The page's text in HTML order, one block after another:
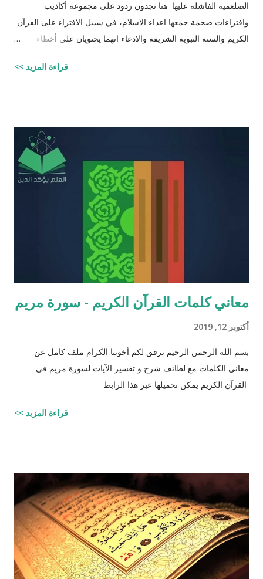
الصلعمية الفاشلة عليها هنا تجدون ردود على مجموعة أكاذيب
وافتراءات ضخمة جمعها اعداء الاسلام، في سبيل الافتراء على القرآن
الكريم والسنة النبوية الشريفة والادعاء انهما يحتويان على أخطاء
والردود الصلعمية الفاشلة عليها " وقد أبقيت على كل افتراء واتبعته
الافتراء : 1 - زوجيّة الأشياء في القرآن : مِنْ كُلِّ شَيْءٍ خَلَقْنَا زَوْجَيْنِ
لَعَلَّكُمْ تَذَكَّرُونَ / الذاريات : 49 وَمِنْ كُلِّ الثَّمَرَاتِ جَعَلَ فِيهَا زَوْجَيْنِ
اثْنَيْنِ / الرعد : 3 حَتَّى إِذَا جَاءَ أَمْرُنَا وَفَارَ التَّنُّورُ قُلْنَا احْمِلْ فِيهَا مِنْ كُلٍّ
زَوْجَيْنِ اثْنَيْنِ / هود : 11 و اذا طبقنا هذه الآبات وجدنا فيها شيئاً من
قراءة المزيد >>
معاني كلمات القرآن الكريم - سورة مريم
أكتوبر 12, 2019
بسم الله الرحمن الرحيم نرفق لكم أخوتنا الكرام ملف كامل عن
معاني الكلمات مع لطائف شرح و تفسير الآيات لسورة مريم في
القرآن الكريم يمكن تحميلها عبر هذا الرابط
قراءة المزيد >>